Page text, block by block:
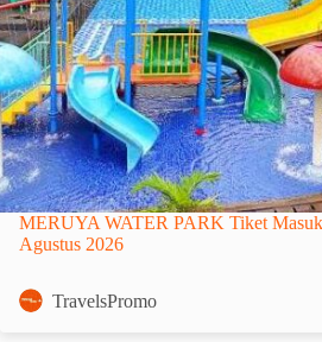
MERUYA WATER PARK Tiket
Agustus 2026
TravelsPromo